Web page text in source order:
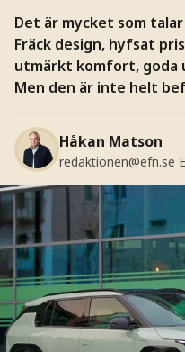
Det är mycket som talar
Fräck design, hyfsat
utmärkt komfort, goda
Men den är inte helt
Håkan Matson
redaktionen@efn.se